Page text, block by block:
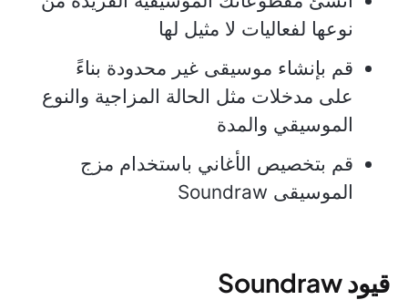
نوعها لفعاليات لا مثيل لها
قم بإنشاء موسيقى غير محدودة بناءً
على مدخلات مثل الحالة المزاجية والنوع
الموسيقي والمدة
قم بتخصيص الأغاني باستخدام مزج
الموسيقى Soundraw
قيود Soundraw